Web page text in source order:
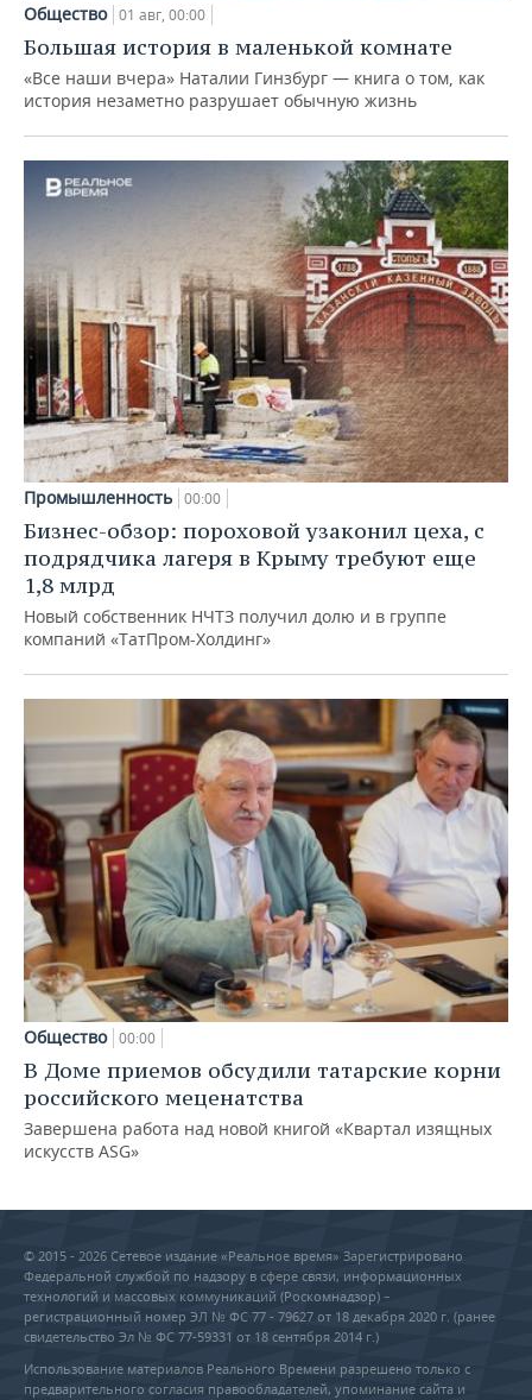
Общество 01 авг, 00:00
Большая история в маленькой комнате
«Все наши вчера» Наталии Гинзбург — книга о том, как
история незаметно разрушает обычную жизнь
Промышленность 00:00
Бизнес-обзор: пороховой узаконил цеха, с
подрядчика лагеря в Крыму требуют еще
1,8 млрд
Новый собственник НЧТЗ получил долю и в группе
компаний «ТатПром-Холдинг»
Общество 00:00
В Доме приемов обсудили татарские корни
российского меценатства
Завершена работа над новой книгой «Квартал изящных
искусств ASG»
© 2015 - 2026 Сетевое издание «Реальное время» Зарегистрировано
Федеральной службой по надзору в сфере связи, информационных
технологий и массовых коммуникаций (Роскомнадзор) –
регистрационный номер ЭЛ № ФС 77 - 79627 от 18 декабря 2020 г. (ранее
свидетельство Эл № ФС 77-59331 от 18 сентября 2014 г.)
Использование материалов Реального Времени разрешено только с
предварительного согласия правообладателей, упоминание сайта и